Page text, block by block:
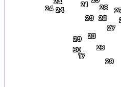
24
17
30
23
23
29
29
28
29
24
27
28
21